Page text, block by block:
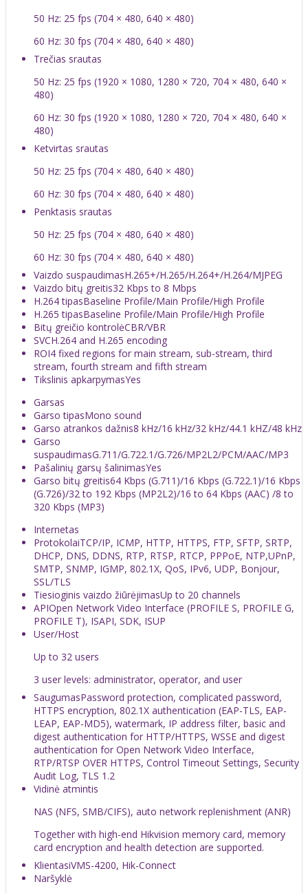
50 Hz: 25 fps (704 × 480, 640 × 480)
60 Hz: 30 fps (704 × 480, 640 × 480)
Trečias srautas
50 Hz: 25 fps (1920 × 1080, 1280 × 720, 704 × 480, 640 ×
480)
60 Hz: 30 fps (1920 × 1080, 1280 × 720, 704 × 480, 640 ×
480)
Ketvirtas srautas
50 Hz: 25 fps (704 × 480, 640 × 480)
60 Hz: 30 fps (704 × 480, 640 × 480)
Penktasis srautas
50 Hz: 25 fps (704 × 480, 640 × 480)
60 Hz: 30 fps (704 × 480, 640 × 480)
Vaizdo suspaudimasH.265+/H.265/H.264+/H.264/MJPEG
Vaizdo bitų greitis32 Kbps to 8 Mbps
H.264 tipasBaseline Profile/Main Profile/High Profile
H.265 tipasBaseline Profile/Main Profile/High Profile
Bitų greičio kontrolėCBR/VBR
SVCH.264 and H.265 encoding
ROI4 fixed regions for main stream, sub-stream, third
stream, fourth stream and fifth stream
Tikslinis apkarpymasYes
Garsas
Garso tipasMono sound
Garso atrankos dažnis8 kHz/16 kHz/32 kHz/44.1 kHZ/48 kHz
Garso
suspaudimasG.711/G.722.1/G.726/MP2L2/PCM/AAC/MP3
Pašalinių garsų šalinimasYes
Garso bitų greitis64 Kbps (G.711)/16 Kbps (G.722.1)/16 Kbps
(G.726)/32 to 192 Kbps (MP2L2)/16 to 64 Kbps (AAC) /8 to
320 Kbps (MP3)
Internetas
ProtokolaiTCP/IP, ICMP, HTTP, HTTPS, FTP, SFTP, SRTP,
DHCP, DNS, DDNS, RTP, RTSP, RTCP, PPPoE, NTP,UPnP,
SMTP, SNMP, IGMP, 802.1X, QoS, IPv6, UDP, Bonjour,
SSL/TLS
Tiesioginis vaizdo žiūrėjimasUp to 20 channels
APIOpen Network Video Interface (PROFILE S, PROFILE G,
PROFILE T), ISAPI, SDK, ISUP
User/Host
Up to 32 users
3 user levels: administrator, operator, and user
SaugumasPassword protection, complicated password,
HTTPS encryption, 802.1X authentication (EAP-TLS, EAP-
LEAP, EAP-MD5), watermark, IP address filter, basic and
digest authentication for HTTP/HTTPS, WSSE and digest
authentication for Open Network Video Interface,
RTP/RTSP OVER HTTPS, Control Timeout Settings, Security
Audit Log, TLS 1.2
Vidinė atmintis
NAS (NFS, SMB/CIFS), auto network replenishment (ANR)
Together with high-end Hikvision memory card, memory
card encryption and health detection are supported.
KlientasiVMS-4200, Hik-Connect
Naršyklė